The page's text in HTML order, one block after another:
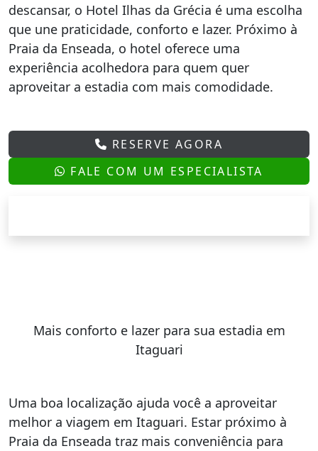
descansar, o Hotel Ilhas da Grécia é uma escolha
que une praticidade, conforto e lazer. Próximo à
Praia da Enseada, o hotel oferece uma
experiência acolhedora para quem quer
aproveitar a estadia com mais comodidade.
RESERVE AGORA
FALE COM UM ESPECIALISTA
Mais conforto e lazer para sua estadia em
Itaguari
Uma boa localização ajuda você a aproveitar
melhor a viagem em Itaguari. Estar próximo à
Praia da Enseada traz mais conveniência para